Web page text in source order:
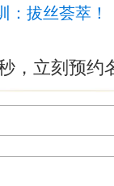
：拔丝荟萃！
，立刻预约